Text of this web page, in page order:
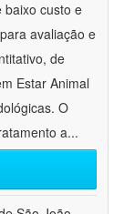
baixo custo e
avaliação e
de
Estar Animal
O
a...